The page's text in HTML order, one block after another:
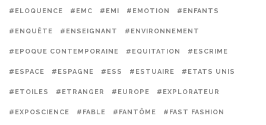
#ELOQUENCE #EMC #EMI #EMOTION #ENFANTS
#ENQUÊTE #ENSEIGNANT #ENVIRONNEMENT
#EPOQUE CONTEMPORAINE #EQUITATION #ESCRIME
#ESPACE #ESPAGNE #ESS #ESTUAIRE #ETATS UNIS
#ETOILES #ETRANGER #EUROPE #EXPLORATEUR
#EXPOSCIENCE #FABLE #FANTÔME #FAST FASHION